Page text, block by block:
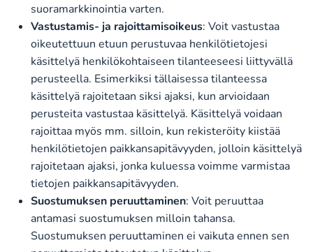
suoramarkkinointia varten.
Vastustamis- ja rajoittamisoikeus: Voit vastustaa
oikeutettuun etuun perustuvaa henkilötietojesi
käsittelyä henkilökohtaiseen tilanteeseesi liittyvällä
perusteella. Esimerkiksi tällaisessa tilanteessa
käsittelyä rajoitetaan siksi ajaksi, kun arvioidaan
perusteita vastustaa käsittelyä. Käsittelyä voidaan
rajoittaa myös mm. silloin, kun rekisteröity kiistää
henkilötietojen paikkansapitävyyden, jolloin käsittelyä
rajoitetaan ajaksi, jonka kuluessa voimme varmistaa
tietojen paikkansapitävyyden.
Suostumuksen peruuttaminen: Voit peruuttaa
antamasi suostumuksen milloin tahansa.
Suostumuksen peruuttaminen ei vaikuta ennen sen